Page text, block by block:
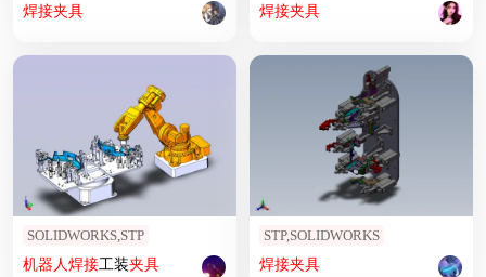
焊接夹具 焊接夹具
SOLIDWORKS,STP
机器人焊接工装夹具
STP,SOLIDWORKS
焊接夹具